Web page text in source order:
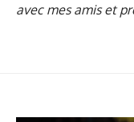
avec mes amis et